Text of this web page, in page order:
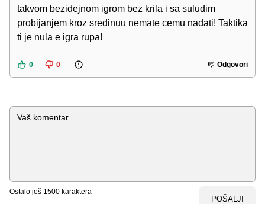
takvom bezidejnom igrom bez krila i sa suludim
probijanjem kroz sredinuu nemate cemu nadati! Taktika
ti je nula e igra rupa!
0 0 Odgovori
Komentar
Ostalo još 1500 karaktera
POŠALJI